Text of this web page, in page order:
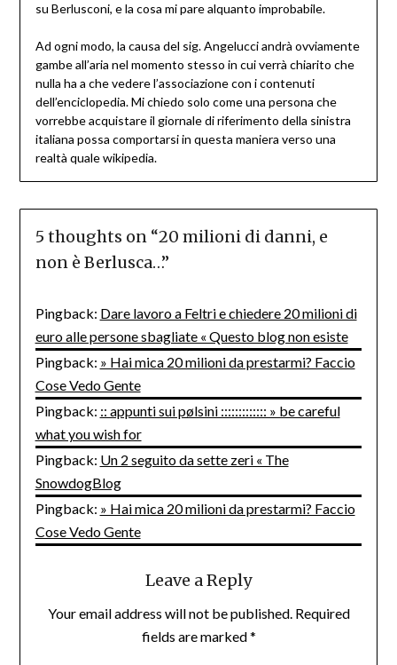
su Berlusconi, e la cosa mi pare alquanto improbabile.
Ad ogni modo, la causa del sig. Angelucci andrà ovviamente
gambe all’aria nel momento stesso in cui verrà chiarito che
nulla ha a che vedere l’associazione con i contenuti
dell’enciclopedia. Mi chiedo solo come una persona che
vorrebbe acquistare il giornale di riferimento della sinistra
italiana possa comportarsi in questa maniera verso una
realtà quale wikipedia.
5 thoughts on “20 milioni di danni, e
non è Berlusca…”
Pingback: Dare lavoro a Feltri e chiedere 20 milioni di
euro alle persone sbagliate « Questo blog non esiste
Pingback: » Hai mica 20 milioni da prestarmi? Faccio
Cose Vedo Gente
Pingback: :: appunti sui pølsini ::::::::::::: » be careful
what you wish for
Pingback: Un 2 seguito da sette zeri « The
SnowdogBlog
Pingback: » Hai mica 20 milioni da prestarmi? Faccio
Cose Vedo Gente
Leave a Reply
Your email address will not be published. Required
fields are marked*